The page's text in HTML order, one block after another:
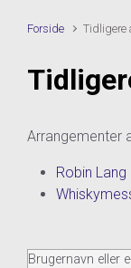
Forside Tidligere
Arrangementer
Robin Lang
Brugernavn eller